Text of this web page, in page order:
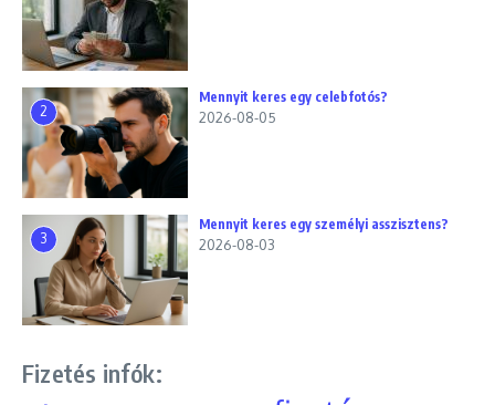
2
Mennyit keres egy celebfotós?
2026-08-05
3
Mennyit keres egy személyi asszisztens?
2026-08-03
Fizetés infók: